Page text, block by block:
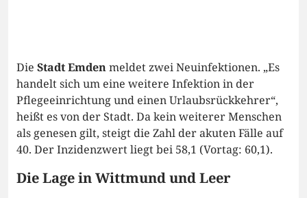
Die Stadt Emdenmeldet zwei Neuinfektionen. „Es
handelt sich um eine weitere Infektion in der
Pflegeeinrichtung und einen Urlaubsrückkehrer“,
heißt es von der Stadt. Da kein weiterer Menschen
als genesen gilt, steigt die Zahl der akuten Fälle auf
40. Der Inzidenzwert liegt bei 58,1 (Vortag: 60,1).
Die Lage in Wittmund und Leer